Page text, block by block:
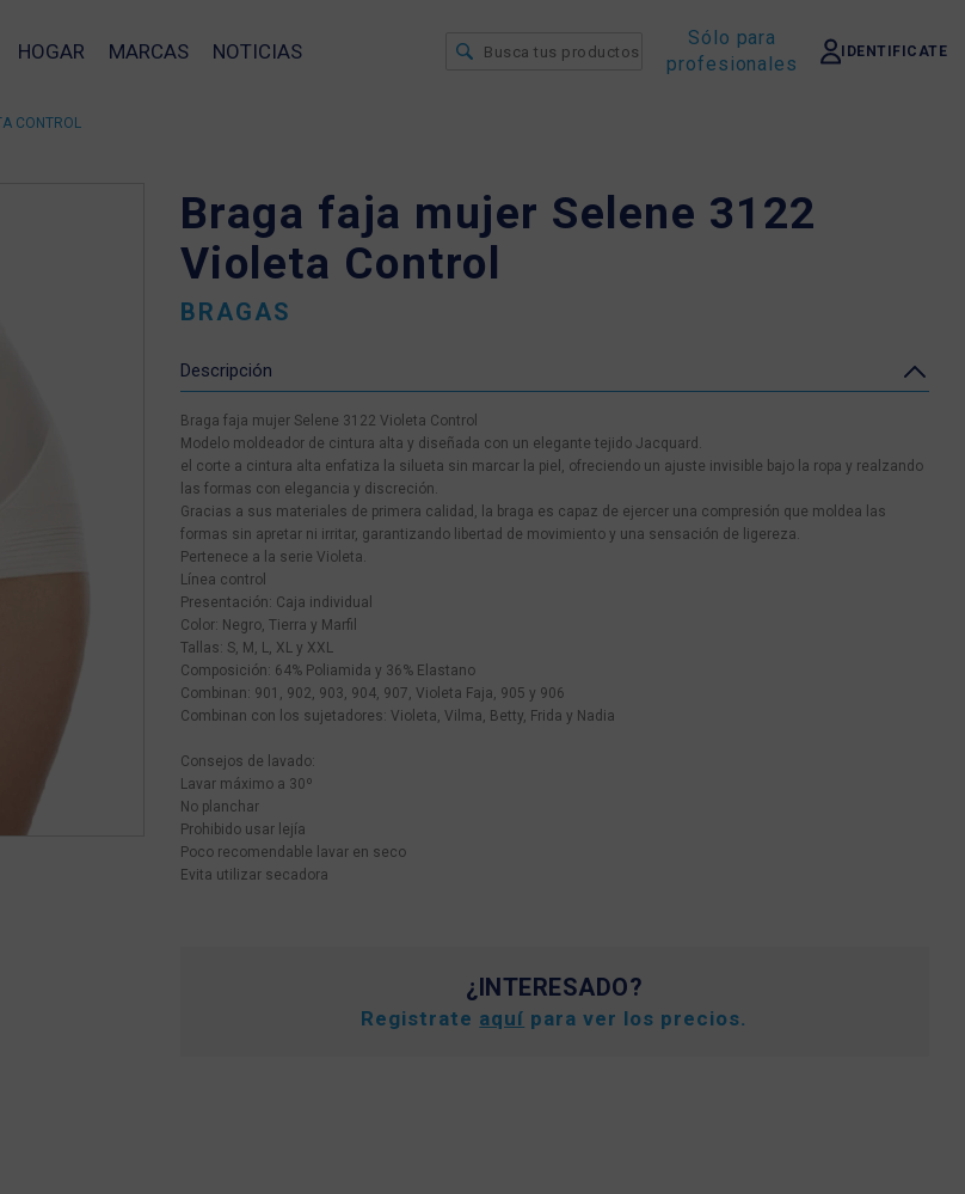
HOGAR MARCAS NOTICIAS
Sólo para
profesionales
IDENTIFICATE
CONTROL
Braga faja mujer Selene 3122
Violeta Control
BRAGAS
Descripción
Braga faja mujer Selene 3122 Violeta Control
Modelo moldeador de cintura alta y diseñada con un elegante tejido Jacquard.
el corte a cintura alta enfatiza la silueta sin marcar la piel, ofreciendo un ajuste invisible bajo la ropa y realzando
las formas con elegancia y discreción.
Gracias a sus materiales de primera calidad, la braga es capaz de ejercer una compresión que moldea las
formas sin apretar ni irritar, garantizando libertad de movimiento y una sensación de ligereza.
Pertenece a la serie Violeta.
Línea control
Presentación: Caja individual
Color: Negro, Tierra y Marfil
Tallas: S, M, L, XL y XXL
Composición: 64% Poliamida y 36% Elastano
Combinan: 901, 902, 903, 904, 907, Violeta Faja, 905 y 906
Combinan con los sujetadores: Violeta, Vilma, Betty, Frida y Nadia
Consejos de lavado:
Lavar máximo a 30º
No planchar
Prohibido usar lejía
Poco recomendable lavar en seco
Evita utilizar secadora
¿INTERESADO?
Registrate aquí para ver los precios.